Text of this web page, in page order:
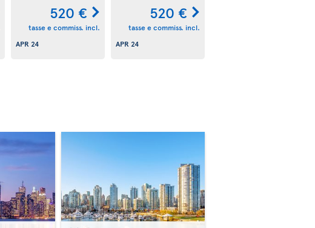
520 €
tasse e commiss. incl.
APR 24
520 €
tasse e commiss. incl.
APR 24